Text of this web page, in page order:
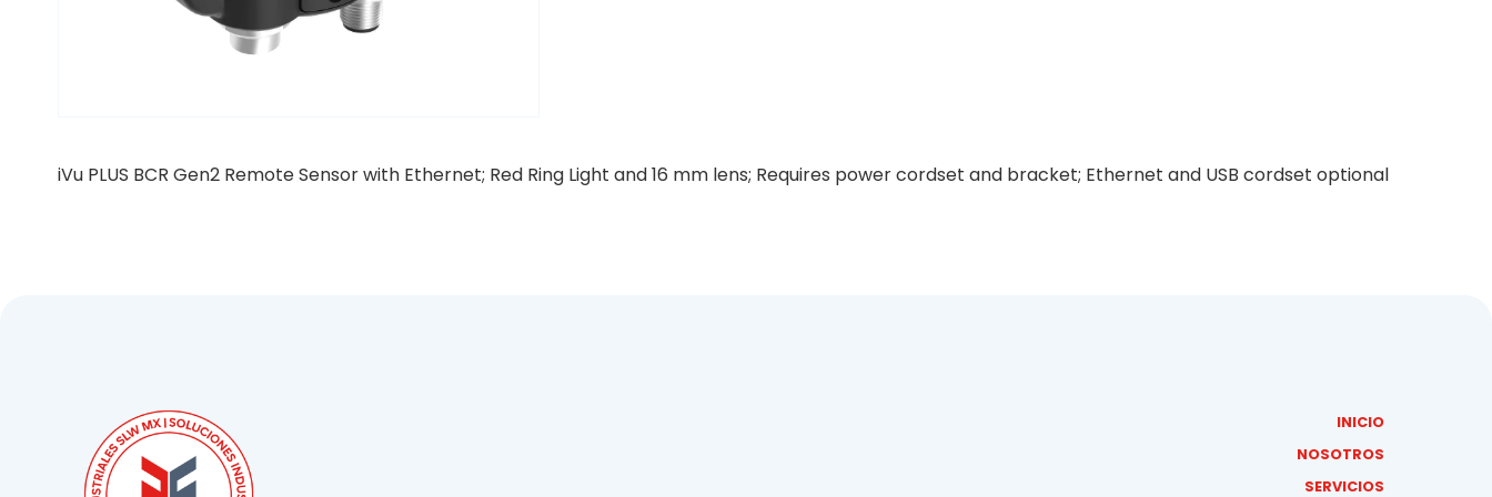
iVu PLUS BCR Gen2 Remote Sensor with Ethernet; Red Ring Light and 16 mm lens; Requires power cordset and bracket; Ethernet and USB cordset optional
INICIO
NOSOTROS
SERVICIOS